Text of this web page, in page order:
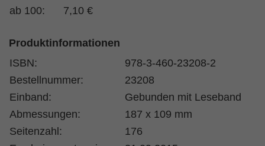
ab 100:
7,10 €
Produktinformationen
ISBN:
978-3-460-23208-2
Bestellnummer:
23208
Einband:
Gebunden mit Leseband
Abmessungen:
187 x 109 mm
Seitenzahl:
176